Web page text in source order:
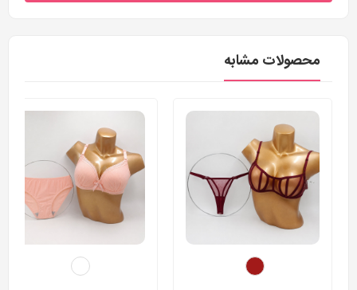
محصولات مشابه